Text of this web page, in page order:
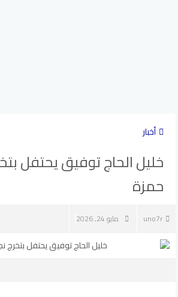
أخبار
خليل الحاج توفيق يحتفل
حمزة
uno7r مايو 24, 2026